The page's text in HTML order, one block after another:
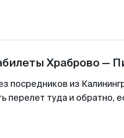
Храброво—
посредников из
перелет туда и обратно,